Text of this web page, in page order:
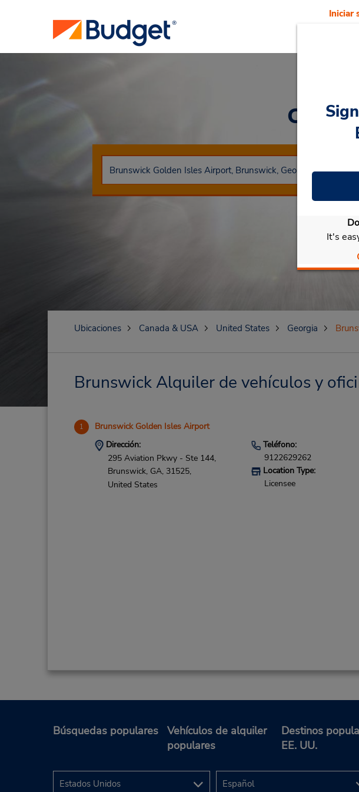
Iniciar
Car
It's
Ubicaciones Canada & USA United States Georgia
Brunswick Alquiler de vehículos y
1 Brunswick Golden Isles Airport
Dirección:
295 Aviation Pkwy - Ste 144,
Brunswick, GA, 31525,
United States
Teléfono:
9122629262
Location Type:
Licensee
Búsquedas populares
Vehículos de alquiler
populares
Destinos
EE. UU.